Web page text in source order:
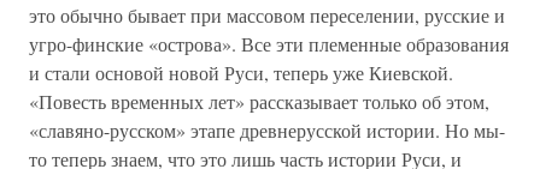
это обычно бывает при массовом переселении, русские и
угро-финские «острова». Все эти племенные образования
и стали основой новой Руси, теперь уже Киевской.
«Повесть временных лет» рассказывает только об этом,
«славяно-русском» этапе древнерусской истории. Но мы-
то теперь знаем, что это лишь часть истории Руси, и